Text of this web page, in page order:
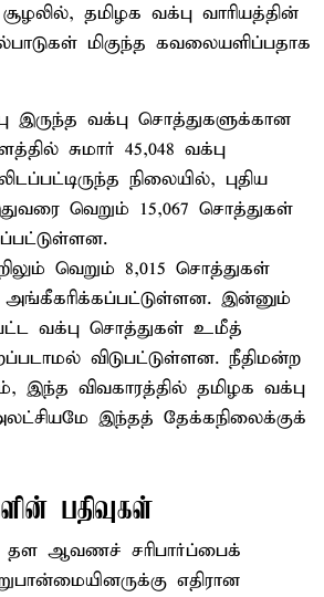
தமிழக வக்பு வாரியத்தின்
மிகுந்த கவலையளிப்பதாக
இருந்த வக்பு சொத்துகளுக்கான
சுமார் 45,048 வக்பு
நிலையில், புதிய
வெறும் 15,067 சொத்துகள்
வெறும் 8,015 சொத்துகள்
அங்கீகரிக்கப்பட்டுள்ளன. இன்னும்
வக்பு சொத்துகள் உமீத்
விடுபட்டுள்ளன. நீதிமன்ற
இந்த விவகாரத்தில் தமிழக வக்பு
இந்தத் தேக்கநிலைக்குக்
பதிவுகள்
தள ஆவணச் சரிபார்ப்பைக்
எதிரான